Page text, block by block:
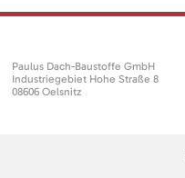
Paulus Dach-Baustoffe GmbH
Industriegebiet Hohe Straße 8
08606 Oelsnitz